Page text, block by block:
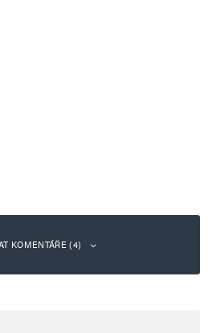
KOMENTÁŘE (4)